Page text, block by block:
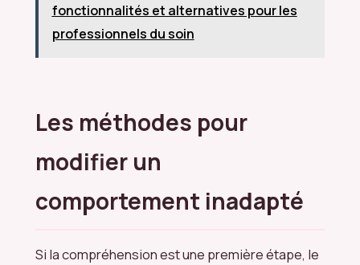
fonctionnalités et alternatives pour les
professionnels du soin
Les méthodes pour
modifier un
comportement inadapté
Si la compréhension est une première étape, le